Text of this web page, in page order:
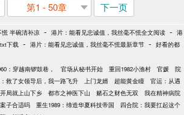
第1 - 50章 下一页
半碗清补凉 - 港片：能看见忠诚值，我丝毫不慌全文阅读 - 港
下载 - 港片：能看见忠诚值，我丝毫不慌最新章节 - 好看的都
：穿越南锣鼓巷， 官场从秘书开始 重回1982小渔村 官媛
院
救了女领导后，我一路飞升 上门龙婿 超能黄金瞳
官运：从遇
局就上山下乡 都市之神医下山 赌石之财色无双
我在精神病院
子合适吗 重生1989：缔造华夏科技帝国
四合院：我要扛起这个